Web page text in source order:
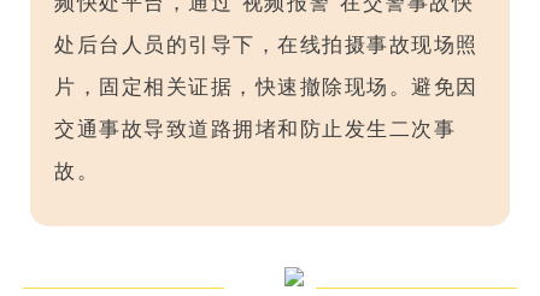
处后台人员的引导下，在线拍摄事故现场照
片，固定相关证据，快速撤除现场。避免因
交通事故导致道路拥堵和防止发生二次事
故。